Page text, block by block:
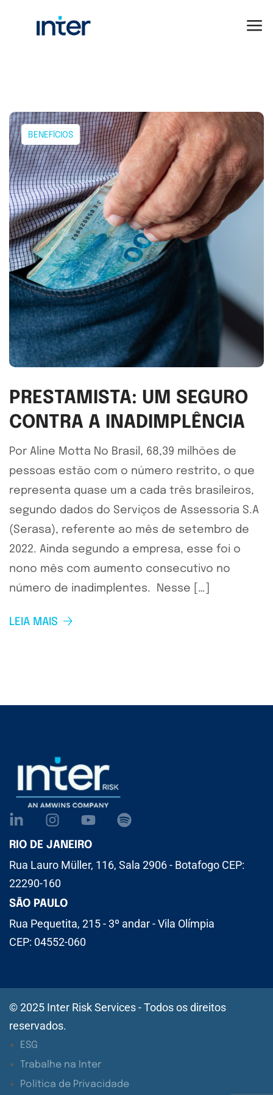
BENEFÍCIOS
PRESTAMISTA: UM SEGURO
CONTRA A INADIMPLÊNCIA
Por Aline Motta No Brasil, 68,39 milhões de
pessoas estão com o número restrito, o que
representa quase um a cada três brasileiros,
segundo dados do Serviços de Assessoria S.A
(Serasa), referente ao mês de setembro de
2022. Ainda segundo a empresa, esse foi o
nono mês com aumento consecutivo no
número de inadimplentes. Nesse […]
LEIA MAIS
RIO DE JANEIRO
Rua Lauro Müller, 116, Sala 2906 - Botafogo CEP:
22290-160
SÃO PAULO
Rua Pequetita, 215 - 3º andar - Vila Olímpia
CEP: 04552-060
© 2025 Inter Risk Services - Todos os direitos
reservados.
ESG
Trabalhe na Inter
Política de Privacidade